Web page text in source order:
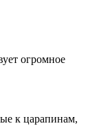
огромное
к царапинам,